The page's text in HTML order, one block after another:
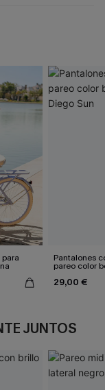
Pantalones
pareo color
Diego Sun
29,00 €
JUNTOS